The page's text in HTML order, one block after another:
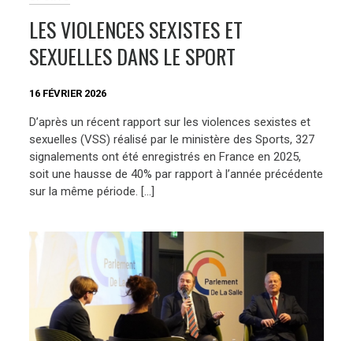
LES VIOLENCES SEXISTES ET
SEXUELLES DANS LE SPORT
16 FÉVRIER 2026
D’après un récent rapport sur les violences sexistes et
sexuelles (VSS) réalisé par le ministère des Sports, 327
signalements ont été enregistrés en France en 2025,
soit une hausse de 40% par rapport à l’année précédente
sur la même période. […]